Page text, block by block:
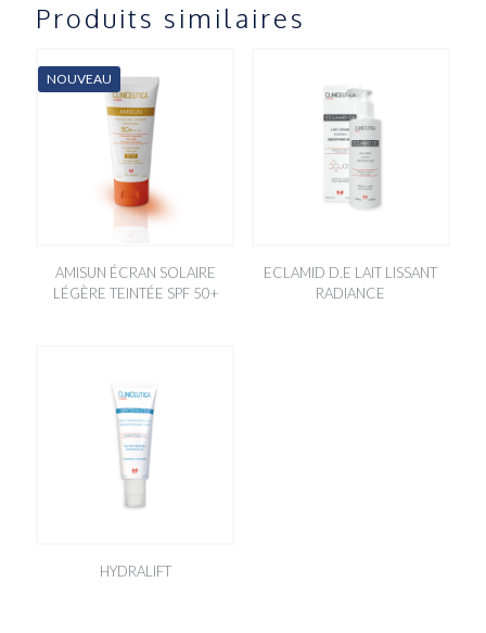
Produits similaires
NOUVEAU
AMISUN ÉCRAN SOLAIRE
LÉGÈRE TEINTÉE SPF 50+
ECLAMID D.E LAIT LISSANT
RADIANCE
HYDRALIFT